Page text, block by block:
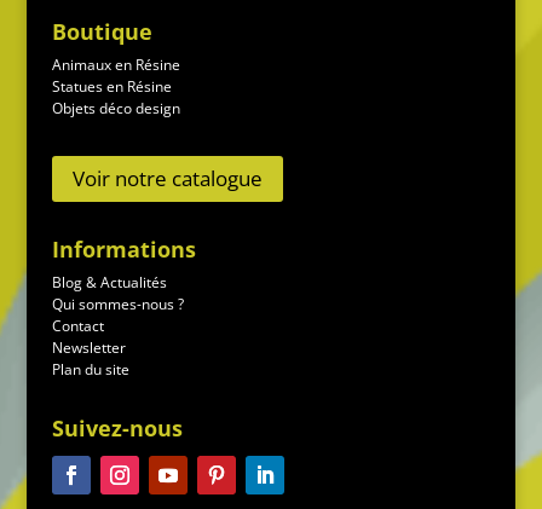
Boutique
Animaux en Résine
Statues en Résine
Objets déco design
Voir notre catalogue
Informations
Blog & Actualités
Qui sommes-nous ?
Contact
Newsletter
Plan du site
Suivez-nous